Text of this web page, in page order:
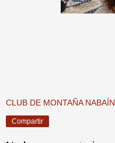
CLUB DE MONTAÑA NABAÍN
Compartir